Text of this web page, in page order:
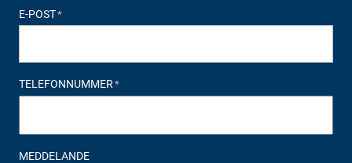
E-POST*
TELEFONNUMMER*
MEDDELANDE